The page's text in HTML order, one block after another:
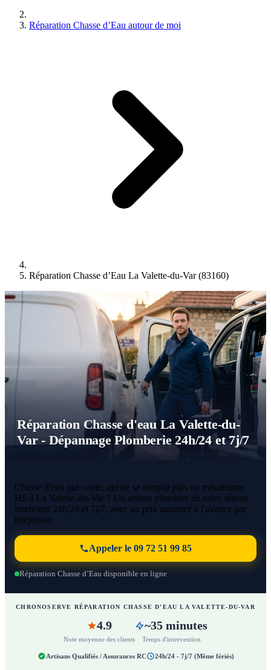
Réparation Chasse d’Eau autour de moi
Réparation Chasse d’Eau La Valette-du-Var (83160)
Réparation Chasse d'eau La Valette-du-
Var - Dépannage Plomberie 24h/24 et 7j/7
Chasse d'eau qui coule, qui ne se remplit plus ou mécanisme
HS à La Valette-du-Var ? Un artisan plombier de notre réseau
intervient 24h/24 et 7j/7, avec un prix annoncé à l'avance par
téléphone.
Appeler le 09 72 51 99 85
Réparation Chasse d’Eau disponible en ligne
CHRONOSERVE RÉPARATION CHASSE D'EAU LA VALETTE-DU-VAR
4.9
Note moyenne des clients
~35 minutes
Temps d'intervention
Artisans Qualifiés / Assurances RC 24h/24 - 7j/7 (Même fériés)